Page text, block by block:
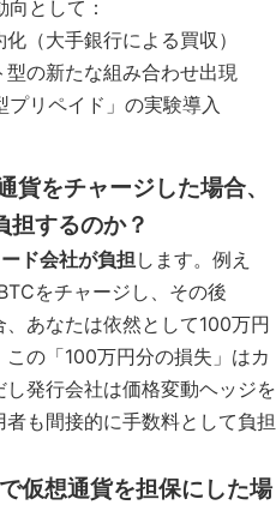
として：
（大手銀行による買収）
の新たな組み合わせ出現
リペイド」の実験導入
貨をチャージした場合、
担するのか？
ド会社が負担します。例え
をチャージし、その後
あなたは依然として100万円
の「100万円分の損失」はカ
発行会社は価格変動ヘッジを
も間接的に手数料として負担
仮想通貨を担保にした場